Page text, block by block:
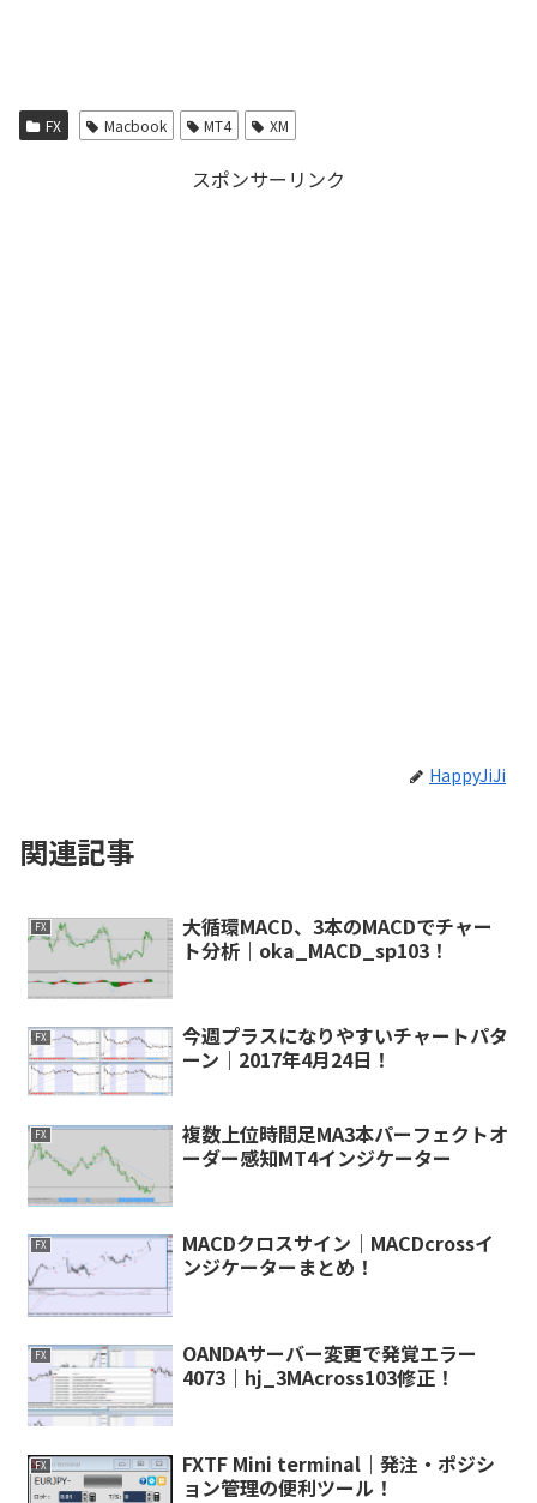
FX Macbook MT4 XM
スポンサーリンク
HappyJiJi
関連記事
FX
大循環MACD、3本のMACDでチャー
ト分析｜oka_MACD_sp103！
FX
今週プラスになりやすいチャートパタ
ーン｜2017年4月24日！
FX
複数上位時間足MA3本パーフェクトオ
ーダー感知MT4インジケーター
FX
MACDクロスサイン｜MACDcrossイ
ンジケーターまとめ！
FX
OANDAサーバー変更で発覚エラー
4073｜hj_3MAcross103修正！
FX
FXTF Mini terminal｜発注・ポジシ
ョン管理の便利ツール！